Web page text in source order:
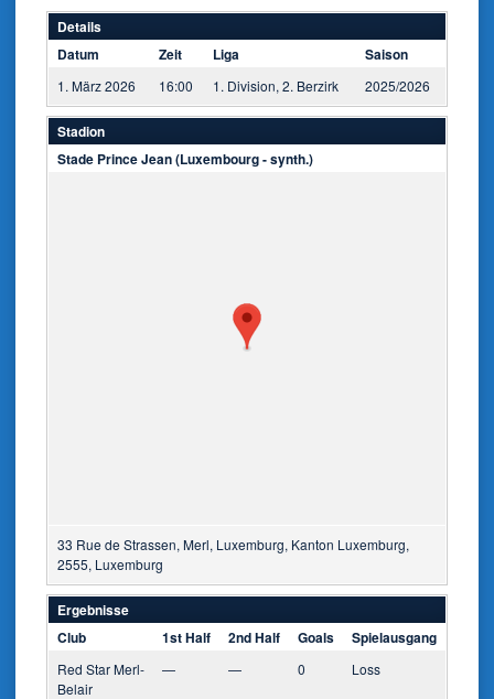
Details
Datum
Zeit Liga Saison
1. März 2026 16:00 1. Division, 2. Berzirk 2025/2026
Stadion
Stade Prince Jean (Luxembourg - synth.)
33 Rue de Strassen, Merl, Luxemburg, Kanton Luxemburg,
2555, Luxemburg
Ergebnisse
Club
1st Half 2nd Half Goals Spielausgang
Red Star Merl-
Belair
— — 0 Loss